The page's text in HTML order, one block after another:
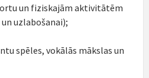
un fiziskajām aktivitātēm
uzlabošanai);
spēles, vokālās mākslas un